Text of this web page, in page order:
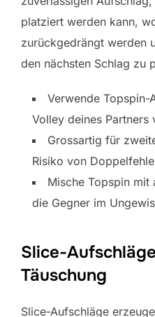
platziert werden kann,
zurückgedrängt werden
den nächsten Schlag zu
Verwende Topspin-
Volley deines Partners
Grossartig für
Risiko von
Mische Topspin mit
die Gegner im
Slice-
Täuschung
Slice-Aufschläge